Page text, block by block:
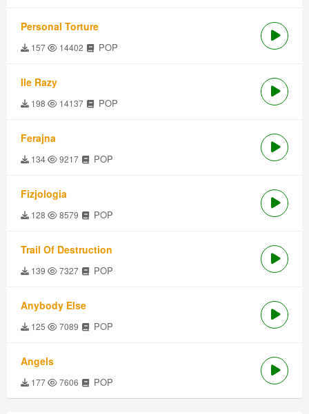
Personal Torture
157 14402 POP
Ile Razy
198 14137 POP
Ferajna
134 9217 POP
Fizjologia
128 8579 POP
Trail Of Destruction
139 7327 POP
Anybody Else
125 7089 POP
Angels
177 7606 POP